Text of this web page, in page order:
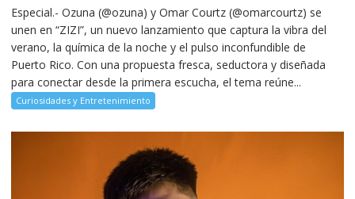
Especial.- Ozuna (@ozuna) y Omar Courtz (@omarcourtz) se
unen en “ZIZI”, un nuevo lanzamiento que captura la vibra del
verano, la química de la noche y el pulso inconfundible de
Puerto Rico. Con una propuesta fresca, seductora y diseñada
para conectar desde la primera escucha, el tema reúne...
Curiosidades y Entretenimiento